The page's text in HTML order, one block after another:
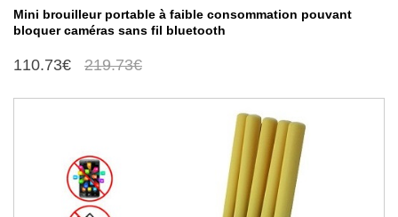
Mini brouilleur portable à faible consommation pouvant
bloquer caméras sans fil bluetooth
110.73€ 219.73€